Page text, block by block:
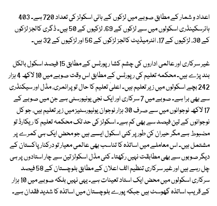
اعداد و شمار کے مطابق صوبے میں لڑکوں کے ہائی اسکولز کی تعداد 720 ہے۔ 403
ہائرسکینڈری اسکولوں میں سے لڑکوں کے 69، لڑکیوں کے 50 ہیں۔ ڈگری کالجز لڑکوں
کے 30، لڑکیوں کے 17، انٹرمیڈیٹ کالجز لڑکوں کے 56 اور لڑکیوں کے 32 ہیں۔
غیر سرکاری اور عالمی اداروں کی چشم کشا رپورٹس کے مطابق 15 فیصد اسکول بالکل
بند پڑے ہیں۔ محکمہ تعلیم کی رپورٹس کے مطابق اس وقت صوبے میں 10 لاکھ 4 ہزار
242 بچے اسکولوں میں زیر تعلیم ہیں۔ اعلیٰ تعلیم کا حال تو پرائمری، مڈل اور سیکنڈری
سے بھی برا ہے۔ صوبے میں 7 سرکاری اور ایک نجی یونیورسٹی ہے جن میں صوبے کے
17 لاکھ نوجوانوں میں سے صرف 30 ہزار نوجوان یونیورسٹیز میں زیر تعلیم ہیں، جو کل
نوجوانوں کے تین فیصد سے بھی کم ہے۔ اسکولز کی حد تک محکمہ تعلیم کا ریکارڈ تو
مضبوط ہے مگر حیران کن طور پر کئی اسکول ایسے ہیں جو محض ایک ہی کمرے پر
مشتمل ہیں۔ اس معاملے میں اساتذہ کا تناسب بھی عالمی معیار تو درکنار پاکستان کے
دیگر صوبوں سے بھی مطابقت نہیں رکھتا۔ کئی مڈل اسکولز تین سے چار استادوں پر ہی
چل رہے ہیں اور غیر سرکاری تنظیم الف اعلان کے مطابق بلوچستان کے 58 فیصد
سرکاری اسکولوں میں محض ایک استاد تعینات ہے۔ یہی نہیں بلکہ صوبے میں 10 ہزار
کے قریب اساتذہ گھوسٹ ہیں جبکہ پورے بلوچستان میں اساتذہ کا شدید فقدان ہے۔